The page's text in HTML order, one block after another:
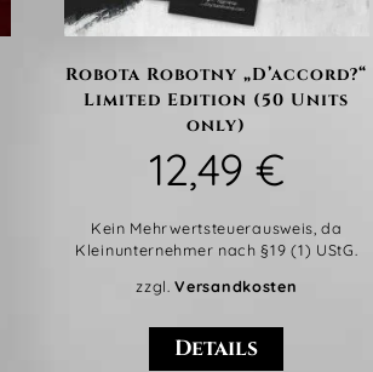
Robota Robotny „D’accord?“
Limited Edition (50 Units
only)
12,49 €
Kein Mehrwertsteuerausweis, da
Kleinunternehmer nach §19 (1) UStG.
zzgl.Versandkosten
Details